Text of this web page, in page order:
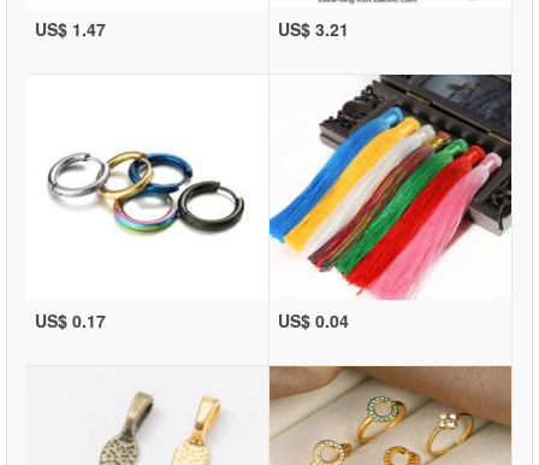
US$ 1.47 US$ 3.21
US$ 0.17 US$ 0.04